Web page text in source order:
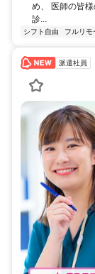
め、 医師の皆
診...
シフト自由 フルリモ
派遣社員